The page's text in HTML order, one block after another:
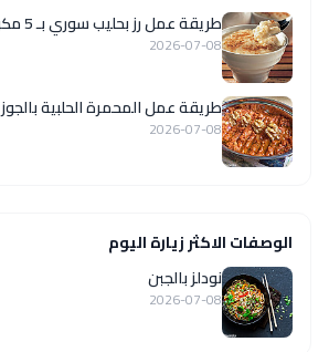
طريقة عمل رز بحليب سوري بـ 5 مكونات
2026-07-08
طريقة عمل المحمرة الحلبية بالجوز
2026-07-08
الوصفات الاكثر زيارة اليوم
نودلز بالجبن
2026-07-08